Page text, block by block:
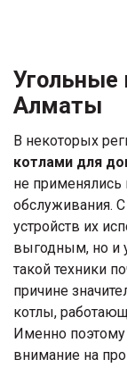
Угольные
Алматы
В некоторых
котлами для
не применялись
обслуживания.
устройств их
выгодным, но и
такой техники
причине
котлы,
Именно поэтому
внимание на